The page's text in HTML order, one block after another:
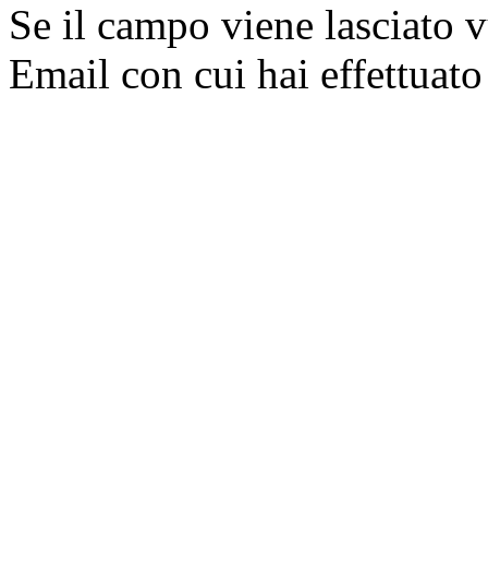
Se il campo viene lasciato
Email con cui hai